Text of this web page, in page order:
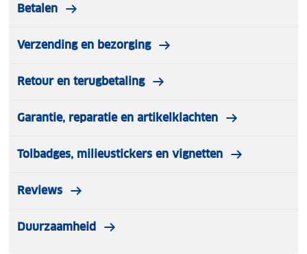
Betalen
Verzending en bezorging
Retour en terugbetaling
Garantie, reparatie en artikelklachten
Tolbadges, milieustickers en vignetten
Reviews
Duurzaamheid